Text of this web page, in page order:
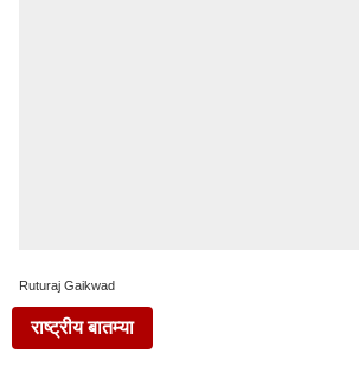
Ruturaj Gaikwad
राष्ट्रीय बातम्या